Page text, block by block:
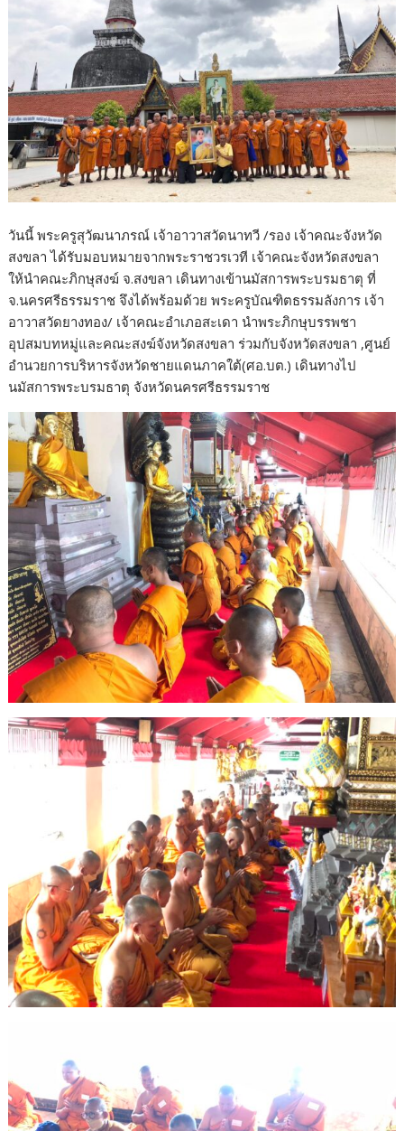
วันนี้ พระครูสุวัฒนาภรณ์ เจ้าอาวาสวัดนาทวี /รอง เจ้าคณะจังหวัด
สงขลา ได้รับมอบหมายจากพระราชวรเวที เจ้าคณะจังหวัดสงขลา
ให้นำคณะภิกษุสงฆ์ จ.สงขลา เดินทางเข้านมัสการพระบรมธาตุ ที่
จ.นครศรีธรรมราช จึงได้พร้อมด้วย พระครูบัณฑิตธรรมลังการ เจ้า
อาวาสวัดยางทอง/ เจ้าคณะอำเภอสะเดา นำพระภิกษุบรรพชา
อุปสมบทหมู่และคณะสงฆ์จังหวัดสงขลา ร่วมกับจังหวัดสงขลา ,ศูนย์
อำนวยการบริหารจังหวัดชายแดนภาคใต้(ศอ.บต.) เดินทางไป
นมัสการพระบรมธาตุ จังหวัดนครศรีธรรมราช